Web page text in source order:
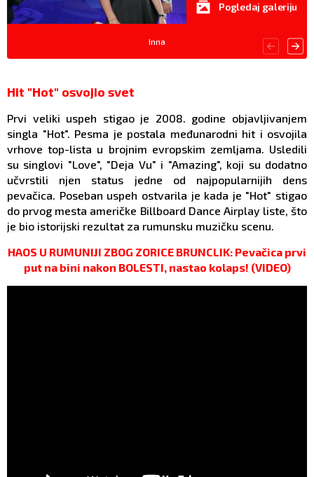
Inna
Pogledaj galeriju
Hit "Hot" osvojio svet
Prvi veliki uspeh stigao je 2008. godine objavljivanjem
singla "Hot". Pesma je postala međunarodni hit i osvojila
vrhove top-lista u brojnim evropskim zemljama. Usledili
su singlovi "Love", "Deja Vu" i "Amazing", koji su dodatno
učvrstili njen status jedne od najpopularnijih dens
pevačica. Poseban uspeh ostvarila je kada je "Hot" stigao
do prvog mesta američke Billboard Dance Airplay liste, što
je bio istorijski rezultat za rumunsku muzičku scenu.
HAOS U RUMUNIJI ZBOG ZORICE BRUNCLIK: Pevačica prvi
put na bini nakon BOLESTI, nastao kolaps! (VIDEO)